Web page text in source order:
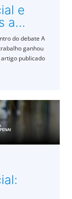
e
a...
do debate A
ganhou
publicado